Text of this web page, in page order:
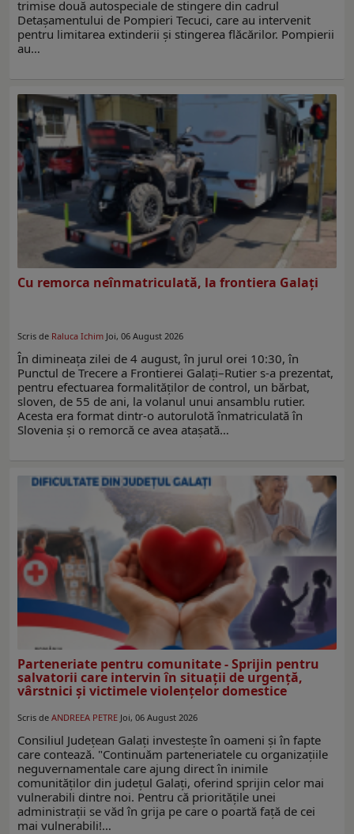
trimise două autospeciale de stingere din cadrul
Detașamentului de Pompieri Tecuci, care au intervenit
pentru limitarea extinderii și stingerea flăcărilor. Pompierii
au…
Cu remorca neînmatriculată, la frontiera Galați
Scris de Raluca Ichim Joi, 06 August 2026
În dimineața zilei de 4 august, în jurul orei 10:30, în
Punctul de Trecere a Frontierei Galați–Rutier s-a prezentat,
pentru efectuarea formalităţilor de control, un bărbat,
sloven, de 55 de ani, la volanul unui ansamblu rutier.
Acesta era format dintr-o autorulotă înmatriculată în
Slovenia și o remorcă ce avea atașată…
Parteneriate pentru comunitate - Sprijin pentru
salvatorii care intervin în situații de urgență,
vârstnici și victimele violențelor domestice
Scris de ANDREEA PETRE Joi, 06 August 2026
Consiliul Județean Galați investește în oameni și în fapte
care contează. "Continuăm parteneriatele cu organizațiile
neguvernamentale care ajung direct în inimile
comunităților din județul Galați, oferind sprijin celor mai
vulnerabili dintre noi. Pentru că prioritățile unei
administrații se văd în grija pe care o poartă față de cei
mai vulnerabili!…